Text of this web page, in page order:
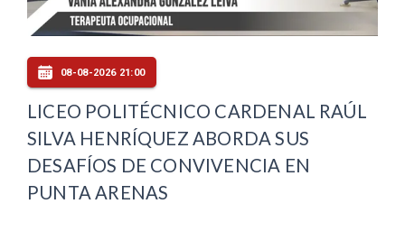
08-08-2026 21:00
LICEO POLITÉCNICO CARDENAL RAÚL
SILVA HENRÍQUEZ ABORDA SUS
DESAFÍOS DE CONVIVENCIA EN
PUNTA ARENAS